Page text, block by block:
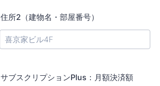
住所2（建物名・部屋番号）
サブスクリプションPlus：月額決済額